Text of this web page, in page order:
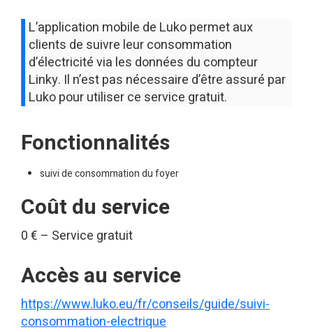
L’application mobile de Luko permet aux
clients de suivre leur consommation
d’électricité via les données du compteur
Linky. Il n’est pas nécessaire d’être assuré par
Luko pour utiliser ce service gratuit.
Fonctionnalités
suivi de consommation du foyer
Coût du service
0 € – Service gratuit
Accès au service
https://www.luko.eu/fr/conseils/guide/suivi-
consommation-electrique